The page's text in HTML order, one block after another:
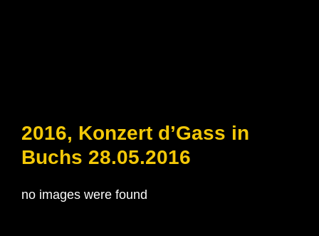
2016, Konzert d’Gass in
Buchs 28.05.2016
no images were found